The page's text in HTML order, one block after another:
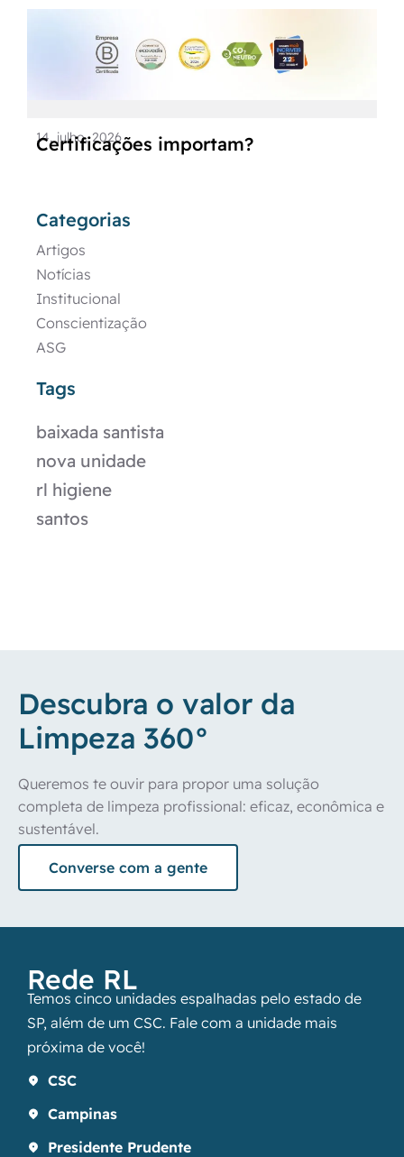
Categorias
Artigos
Notícias
Institucional
Conscientização
ASG
Tags
baixada santista
nova unidade
rl higiene
santos
14, julho, 2026
Certificações importam?
Descubra o valor da
Limpeza 360°
Queremos te ouvir para propor uma solução
completa de limpeza profissional: eficaz, econômica e
sustentável.
Converse com a gente
Rede RL
Temos cinco unidades espalhadas pelo estado de
SP, além de um CSC. Fale com a unidade mais
próxima de você!
CSC
Campinas
Presidente Prudente